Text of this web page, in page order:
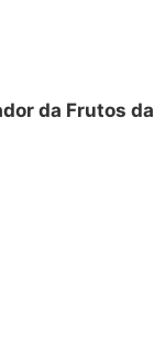
da Frutos da